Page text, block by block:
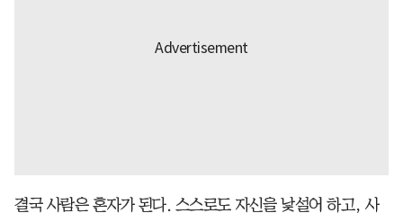
결국 사람은 혼자가 된다. 스스로도 자신을 낯설어 하고, 사